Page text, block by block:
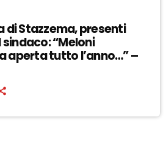
di Stazzema, presenti
sindaco: “Meloni
aperta tutto l’anno…” –